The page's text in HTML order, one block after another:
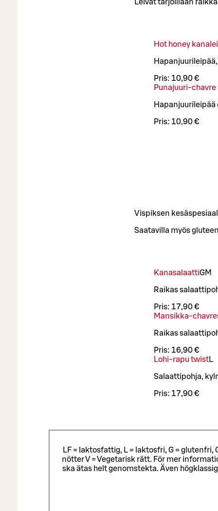
Leivät tarjoillaan
Hot honey
Pris: 10,90 €
Punajuuri-chavre
Pris: 10,90 €
Vispiksen
Saatavilla myös
KanasalaattiGM
Raikas
Pris: 17,90 €
Mansikka-
Raikas
Pris: 16,90 €
Lohi-rapu twistL
Salaattipohja,
Pris: 17,90 €
LF = laktosfattig, L = laktosfri, G = glutenfri,
nötter V = Vegetarisk rätt. För mer
ska ätas helt genomstekta. Även